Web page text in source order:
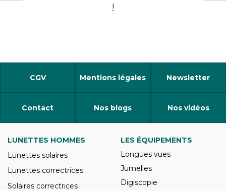
!
CGV Mentions légales Newsletter
Contact Nos blogs Nos vidéos
LUNETTES HOMMES
Lunettes solaires
Lunettes correctrices
Solaires correctrices
LES ÉQUIPEMENTS
Longues vues
Jumelles
Digiscopie